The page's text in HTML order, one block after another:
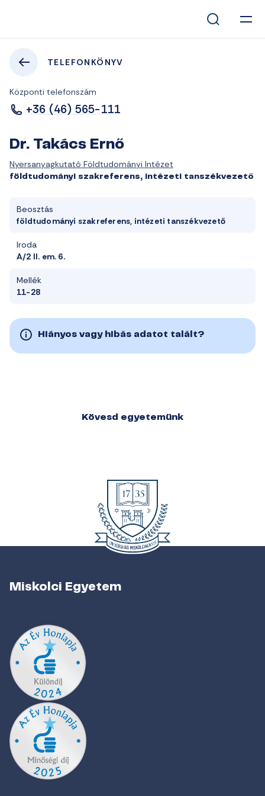
TELEFONKÖNYV
Központi telefonszám
+36 (46) 565-111
Dr. Takács Ernő
Nyersanyagkutató Földtudományi Intézet
földtudományi szakreferens, intézeti tanszékvezető
Beosztás
földtudományi szakreferens, intézeti tanszékvezető
Iroda
A/2 II. em. 6.
Mellék
11-28
Hiányos vagy hibás adatot talált?
Kövesd egyetemünk
Miskolci Egyetem